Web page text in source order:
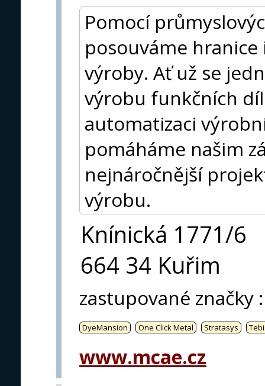
Pomocí
posouváme
výroby. Ať už se
výrobu funkčních
automatizaci
pomáháme našim
nejnáročnější
výrobu.
Knínická 1771/6
664 34 Kuřim
zastupované značky :
DyeMansion One Click Metal Stratasys
www.mcae.cz